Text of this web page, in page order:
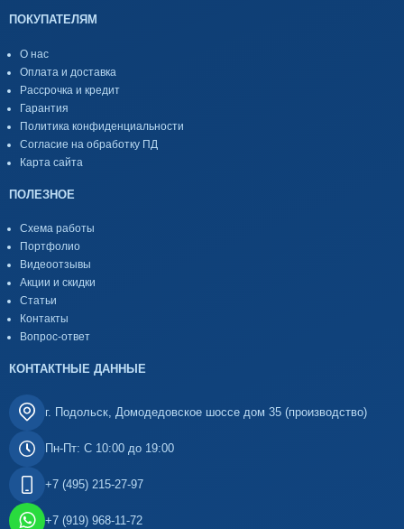
ПОКУПАТЕЛЯМ
О нас
Оплата и доставка
Рассрочка и кредит
Гарантия
Политика конфиденциальности
Согласие на обработку ПД
Карта сайта
ПОЛЕЗНОЕ
Схема работы
Портфолио
Видеоотзывы
Акции и скидки
Статьи
Контакты
Вопрос-ответ
КОНТАКТНЫЕ ДАННЫЕ
г. Подольск, Домодедовское шоссе дом 35 (производство)
Пн-Пт: С 10:00 до 19:00
+7 (495) 215-27-97
+7 (919) 968-11-72